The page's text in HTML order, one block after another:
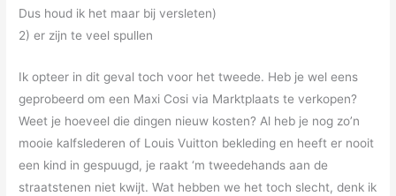
Dus houd ik het maar bij versleten)
2) er zijn te veel spullen
Ik opteer in dit geval toch voor het tweede. Heb je wel eens
geprobeerd om een Maxi Cosi via Marktplaats te verkopen?
Weet je hoeveel die dingen nieuw kosten? Al heb je nog zo’n
mooie kalfslederen of Louis Vuitton bekleding en heeft er nooit
een kind in gespuugd, je raakt ‘m tweedehands aan de
straatstenen niet kwijt. Wat hebben we het toch slecht, denk ik